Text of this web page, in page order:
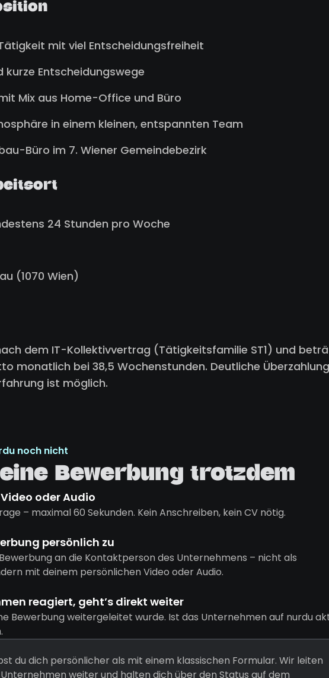
mit viel Entscheidungsfreiheit
kurze Entscheidungswege
Mix aus Home-Office und Büro
in einem kleinen, entspannten Team
Büro im 7. Wiener Gemeindebezirk
24 Stunden pro Woche
(1070 Wien)
dem IT-Kollektivvertrag (Tätigkeitsfamilie ST1) und
monatlich bei 38,5 Wochenstunden. Deutliche
ist möglich.
noch nicht
Bewerbung trotzdem
oder Audio
– maximal 60 Sekunden. Kein Anschreiben, kein CV nötig.
persönlich zu
an die Kontaktperson des Unternehmens – nicht als
mit deinem persönlichen Video oder Audio.
reagiert, geht’s direkt weiter
Bewerbung weitergeleitet wurde. Ist das Unternehmen auf nurdu
du dich persönlicher als mit einem klassischen Formular. Wir leiten
weiter und halten dich über den Status auf dem